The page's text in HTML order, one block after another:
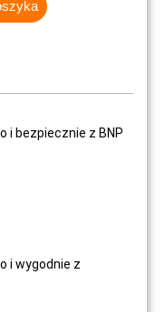
i bezpiecznie z BNP
i wygodnie z